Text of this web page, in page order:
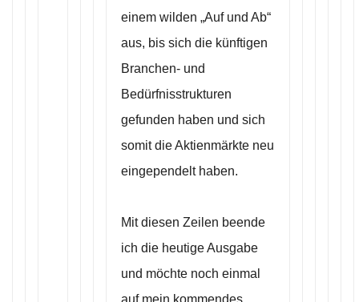
einem wilden „Auf und Ab“
aus, bis sich die künftigen
Branchen- und
Bedürfnisstrukturen
gefunden haben und sich
somit die Aktienmärkte neu
eingependelt haben.
Mit diesen Zeilen beende
ich die heutige Ausgabe
und möchte noch einmal
auf mein kommendes